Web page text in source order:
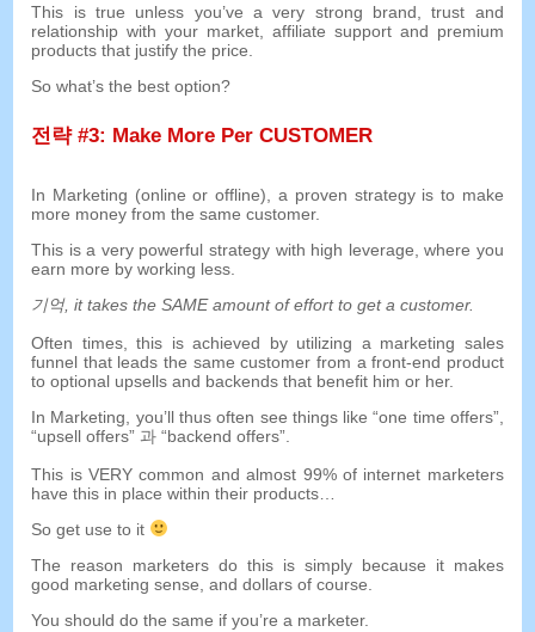
This is true unless you’ve a very strong brand ,trust and
relationship with your market
affiliate support and premium
products that justify the price
So what’s the best option?
전략 #3: Make More Per CUSTOMER
In Marketing (online or offline),a proven strategy is to make
more money from the same customer.
This is a very powerful strategy with high leverage ,where you
earn more by working less
기억,it takes the SAME amount of effort to get a customer.
Often times,this is achieved by utilizing a marketing sales
funnel that leads the same customer from a front-end product
to optional upsells and backends that benefit him or her.
In Marketing
you’ll thus often see things like “one time offers”,
“upsell offers” 과 “backend offers”.
This is VERY common and almost 99%of internet marketers
have this in place within their products
So get use to it
The reason marketers do this is simply because it makes
good marketing sense ,and dollars of course
You should do the same if you’re a marketer.